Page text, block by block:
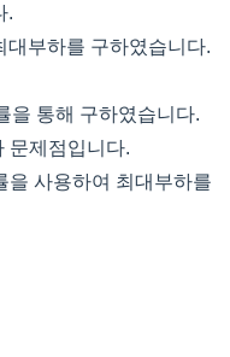
.
대부하를 구하였습니다.
을 통해 구하였습니다.
문제점입니다.
을 사용하여 최대부하를